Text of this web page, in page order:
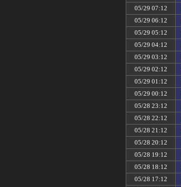
05/29 07:12
05/29 06:12
05/29 05:12
05/29 04:12
05/29 03:12
05/29 02:12
05/29 01:12
05/29 00:12
05/28 23:12
05/28 22:12
05/28 21:12
05/28 20:12
05/28 19:12
05/28 18:12
05/28 17:12